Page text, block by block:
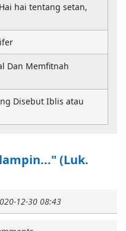
(Luk.
12-30 08:43
hai tentang setan,
Dan Memfitnah
Disebut Iblis atau